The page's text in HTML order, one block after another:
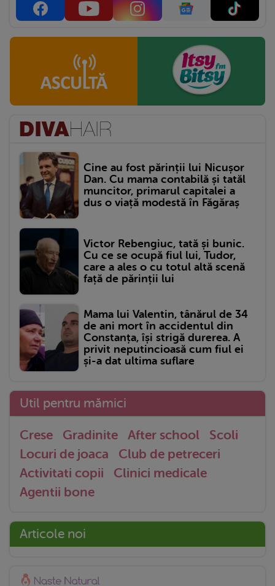
Cine au fost părinții lui Nicușor
Dan. Cu mama contabilă și tatăl
muncitor, primarul capitalei a
dus o viață modestă în Făgăraș
Victor Rebengiuc, tată și bunic.
Cu ce se ocupă fiul lui, Tudor,
care a ales o cu totul altă scenă
față de părinții lui
Mama lui Valentin, tânărul de 34
de ani mort în accidentul din
Constanța, își strigă durerea. A
privit neputincioasă cum fiul ei
și-a dat ultima suflare
Util pentru mămici
Crese Gradinite After school
Scoli
Locuri de joaca
Club de petreceri
Activitati copii
Clinici medicale
Agentii bone
Articole noi